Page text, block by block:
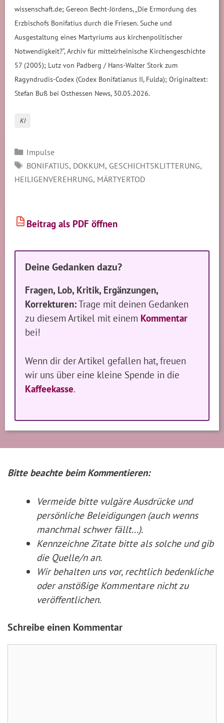
wissenschaft.de; Gereon Becht-Jördens, „Die Ermordung des
Erzbischofs Bonifatius durch die Friesen. Suche und
Ausgestaltung eines Martyriums aus kirchenpolitischer
Notwendigkeit?“, Archiv für mittelrheinische Kirchengeschichte
57 (2005); Lutz von Padberg / Hans-Walter Stork zum
Ragyndrudis-Codex (Codex Bonifatianus II, Fulda); Originaltext:
Stefan Buß bei Osthessen News, 30.05.2026.
KI
Kategorien
Impulse
SCHLAGWÖRTER
BONIFATIUS, DOKKUM, GESCHICHTSKLITTERUNG,
HEILIGENVEREHRUNG, MÄRTYERTOD
PDF Beitrag als PDF öffnen
Deine Gedanken dazu?
Fragen, Lob, Kritik, Ergänzungen,
Korrekturen:Trage mit deinen Gedanken
zu diesem Artikel mit einem Kommentar
bei!
Wenn dir der Artikel gefallen hat, freuen
wir uns über eine kleine Spende in die
Kaffeekasse.
Bitte beachte beim Kommentieren:
Vermeide bitte vulgäre Ausdrücke und
persönliche Beleidigungen (auch wenns
manchmal schwer fällt...).
Kennzeichne Zitate bitte als solche und gib
die Quelle/n an.
Wir behalten uns vor, rechtlich bedenkliche
oder anstößige Kommentare nicht zu
veröffentlichen.
Schreibe einen Kommentar